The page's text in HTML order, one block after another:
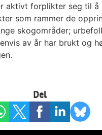
aktivt forplikter seg til å
som rammer de
skogområder;
av år har brukt og
Del